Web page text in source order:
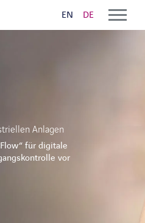
EN DE
ePOD
Anlagen
für digitale
vor